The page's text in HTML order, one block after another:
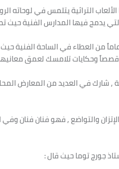
التراثية يتلمس في لوحاته
التي يدمج فيها المدارس الفنية
من العطاء في الساحة الفنية
وحكايات تلامسك لعمق
والإتزان والتواضع , فهو فنان
جورج توما حيث قال :